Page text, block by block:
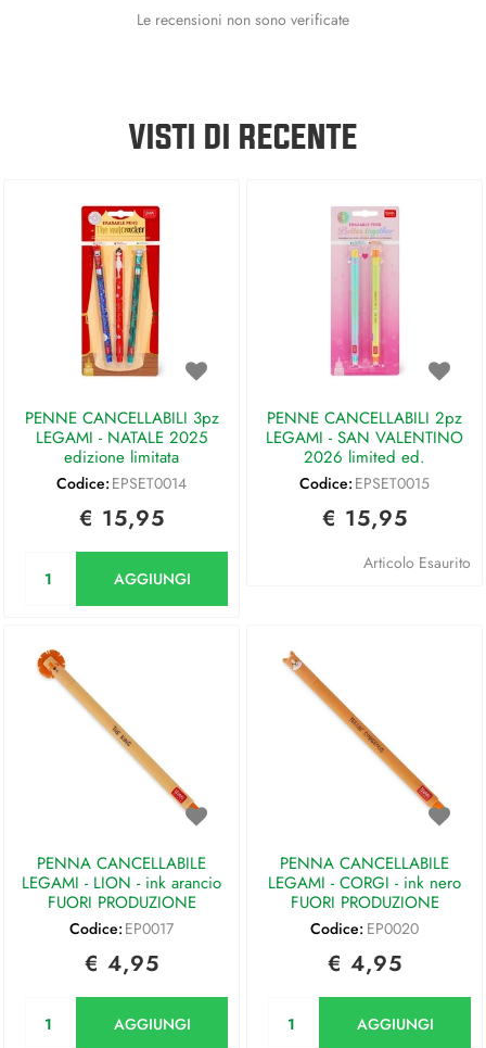
Le recensioni non sono verificate
VISTI DI RECENTE
PENNE CANCELLABILI 3pz
LEGAMI - NATALE 2025
edizione limitata
Codice: EPSET0014
€ 15,95
AGGIUNGI
PENNE CANCELLABILI 2pz
LEGAMI - SAN VALENTINO
2026 limited ed.
Codice: EPSET0015
€ 15,95
Articolo Esaurito
PENNA CANCELLABILE
LEGAMI - LION - ink arancio
FUORI PRODUZIONE
Codice: EP0017
€ 4,95
AGGIUNGI
PENNA CANCELLABILE
LEGAMI - CORGI - ink nero
FUORI PRODUZIONE
Codice: EP0020
€ 4,95
AGGIUNGI